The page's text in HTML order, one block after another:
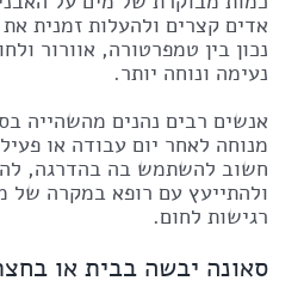
אדים קצרים ולהעלות זמנית
נכון בין טמפרטורה, אוורור
נעימה ונוחה יותר.
אנשים רבים נהנים מהשהייה
מנוחה לאחר יום עבודה או
חשוב להשתמש בה בהדרגה,
ולהתייעץ עם רופא במקרה של
רגישות לחום.
סאונה יבשה בבית או